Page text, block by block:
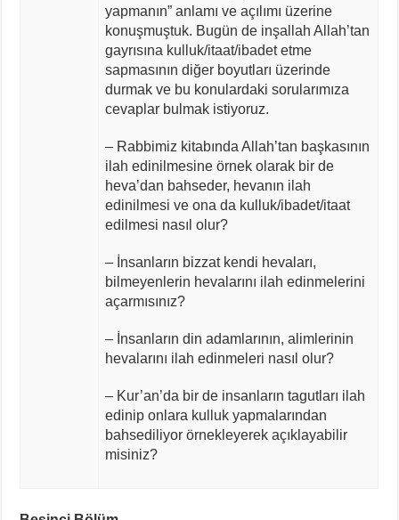
yapmanın” anlamı ve açılımı üzerine
konuşmuştuk. Bugün de inşallah Allah’tan
gayrısına kulluk/itaat/ibadet etme
sapmasının diğer boyutları üzerinde
durmak ve bu konulardaki sorularımıza
cevaplar bulmak istiyoruz.
– Rabbimiz kitabında Allah’tan başkasının
ilah edinilmesine örnek olarak bir de
heva’dan bahseder, hevanın ilah
edinilmesi ve ona da kulluk/ibadet/itaat
edilmesi nasıl olur?
– İnsanların bizzat kendi hevaları,
bilmeyenlerin hevalarını ilah edinmelerini
açarmısınız?
– İnsanların din adamlarının, alimlerinin
hevalarını ilah edinmeleri nasıl olur?
– Kur’an’da bir de insanların tagutları ilah
edinip onlara kulluk yapmalarından
bahsediliyor örnekleyerek açıklayabilir
misiniz?